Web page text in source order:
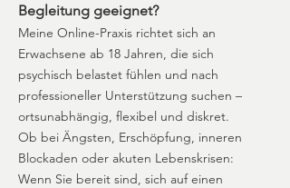
Begleitung geeignet?
Meine Online-Praxis richtet sich an
Erwachsene ab 18 Jahren, die sich
psychisch belastet fühlen und nach
professioneller Unterstützung suchen –
ortsunabhängig, flexibel und diskret.
Ob bei Ängsten, Erschöpfung, inneren
Blockaden oder akuten Lebenskrisen:
Wenn Sie bereit sind, sich auf einen